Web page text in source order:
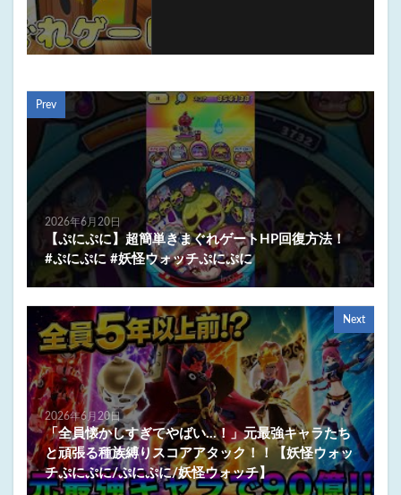
Prev
2026年6月20日
【ぷにぷに】超簡単きまぐれゲートHP回復方法！
#ぷにぷに #妖怪ウォッチぷにぷに
Next
2026年6月20日
「全員懐かしすぎてやばい…！」元最強キャラたち
と頑張る種族縛りスコアアタック！！【妖怪ウォッ
チぷにぷに/ぷにぷに/妖怪ウォッチ】